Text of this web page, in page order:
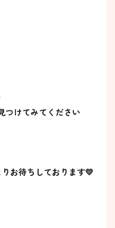
つけてみてください
お待ちしております💛